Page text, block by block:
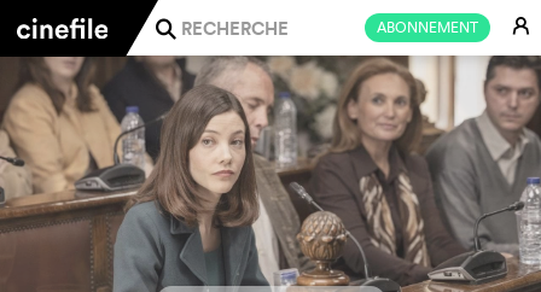
ABONNEMENT E
j